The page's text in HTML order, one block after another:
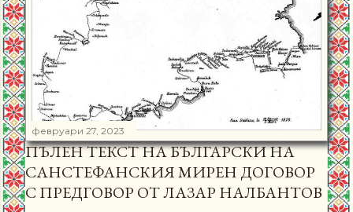
февруари 27, 2023
ПЪЛЕН ТЕКСТ НА БЪЛГАРСКИ НА
САНСТЕФАНСКИЯ МИРЕН ДОГОВОР
С ПРЕДГОВОР ОТ ЛАЗАР НАЛБАНТОВ